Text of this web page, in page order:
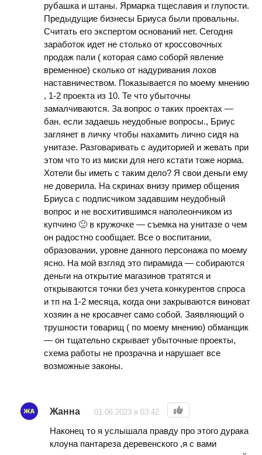
рубашка и штаны. Ярмарка тщеславия и глупости.
Предыдущие бизнесы Бриуса были провальны.
Считать его экспертом оснований нет. Сегодня
заработок идет не столько от кроссовочных
продаж пали ( которая само соборй явление
временное) сколько от надуривания лохов
наставничеством. Показывается по моему мнению
, 1-2 проекта из 10. Те что убыточны
замалчиваются. За вопрос о таких проектах —
бан. если задаешь неудобные вопросы., Бриус
заглянет в личку чтобы нахамить лично сидя на
унитазе. Разговаривать с аудиторией и жевать при
этом что то из миски для него кстати тоже норма.
Хотели бы иметь с таким дело? Я свои деньги ему
не доверила. На скринах внизу пример общения
Бриуса с подписчиком задавшим неудобный
вопрос и не восхитившимся наполеончиком из
купчино 🙂 в кружочке — съемка на унитазе о чем
он радостно сообщает. Все о воспитании,
образовании, уровне данного персонажа по моему
ясно. На мой взгляд это пирамида — собираются
деньги на открытие магазинов тратятся и
открываются точки без учета конкурентов спроса
и тп на 1-2 месяца, когда они закрываются виноват
хозяин а не кросавчег само собой. Заявляющий о
трушности товарищ ( по моему мнению) обманщик
— он тщательно скрывает убыточные проекты,
схема работы не прозрачна и нарушает все
возможные законы.
Жанна 01.06.2023 в 03:42
Наконец то я услышала правду про этого дурака
клоуна пантареза деревенского ,я с вами